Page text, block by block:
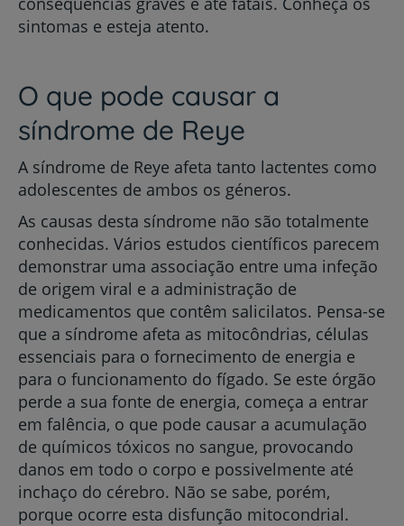
sintomas e esteja atento.
O que pode causar a
síndrome de Reye
A síndrome de Reye afeta tanto lactentes como
adolescentes de ambos os géneros.
As causas desta síndrome não são totalmente
conhecidas. Vários estudos científicos parecem
demonstrar uma associação entre uma infeção
de origem viral e a administração de
medicamentos que contêm salicilatos. Pensa-se
que a síndrome afeta as mitocôndrias, células
essenciais para o fornecimento de energia e
para o funcionamento do fígado. Se este órgão
perde a sua fonte de energia, começa a entrar
em falência, o que pode causar a acumulação
de químicos tóxicos no sangue, provocando
danos em todo o corpo e possivelmente até
inchaço do cérebro. Não se sabe, porém,
porque ocorre esta disfunção mitocondrial.